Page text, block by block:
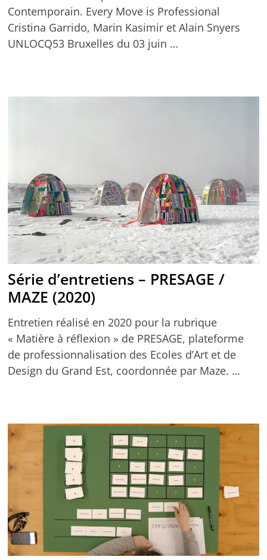
Contemporain. Every Move is Professional
Cristina Garrido, Marin Kasimir et Alain Snyers
UNLOCQ53 Bruxelles du 03 juin …
Série d’entretiens – PRESAGE /
MAZE (2020)
Entretien réalisé en 2020 pour la rubrique
« Matière à réflexion » de PRESAGE, plateforme
de professionnalisation des Ecoles d’Art et de
Design du Grand Est, coordonnée par Maze. …